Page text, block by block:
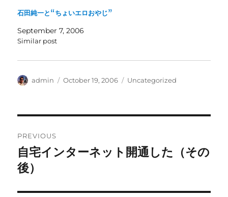
石田純一と“ちょいエロおやじ”
September 7, 2006
Similar post
Author
admin
Posted
October 19, 2006 Categories
Uncategorized
navigation
PREVIOUS
Previous
post:
自宅インターネット開通した（その
後）